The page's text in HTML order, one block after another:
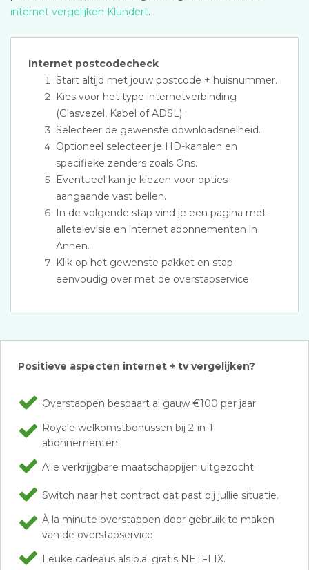
internet vergelijken Klundert.
Internet postcodecheck
Start altijd met jouw postcode + huisnummer.
Kies voor het type internetverbinding
(Glasvezel, Kabel of ADSL).
Selecteer de gewenste downloadsnelheid.
Optioneel selecteer je HD-kanalen en
specifieke zenders zoals Ons.
Eventueel kan je kiezen voor opties
aangaande vast bellen.
In de volgende stap vind je een pagina met
alletelevisie en internet abonnementen in
Annen.
Klik op het gewenste pakket en stap
eenvoudig over met de overstapservice.
Positieve aspecten internet + tv vergelijken?
Overstappen bespaart al gauw €100 per jaar
Royale welkomstbonussen bij 2-in-1
abonnementen.
Alle verkrijgbare maatschappijen uitgezocht.
Switch naar het contract dat past bij jullie situatie.
À la minute overstappen door gebruik te maken
van de overstapservice.
Leuke cadeaus als o.a. gratis NETFLIX.